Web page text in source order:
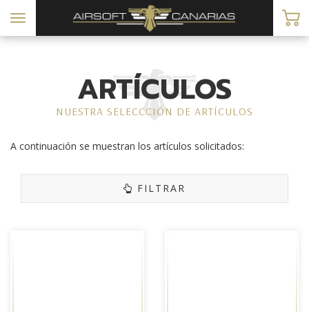
Toggle
navigation
ARTÍCULOS
NUESTRA SELECCCIÓN DE ARTÍCULOS
A continuación se muestran los artículos solicitados:
FILTRAR